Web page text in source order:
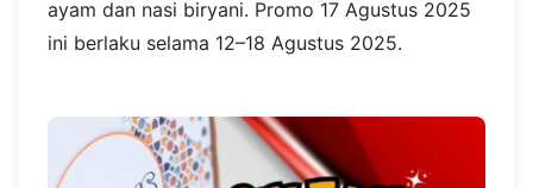
ayam dan nasi biryani. Promo 17 Agustus 2025
ini berlaku selama 12–18 Agustus 2025.